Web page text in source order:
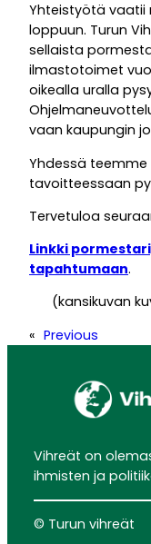
Yhteistyötä
loppuun. Turun
sellaista
ilmastotoimet
oikealla uralla
vaan kaupungin
Yhdessä teemme
tavoitteessaan
Tervetuloa
Linkki
tapahtumaan.
(kansikuvan
« Previous
Vihreät on
ihmisten ja
© Turun vihreät